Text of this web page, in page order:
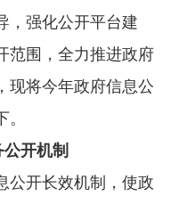
，强化公开平台建
范围，全力推进政府
现将今年政府信息公
开机制
公开长效机制，使政